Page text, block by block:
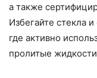
а также
Избегайте стекла
где активно
пролитые